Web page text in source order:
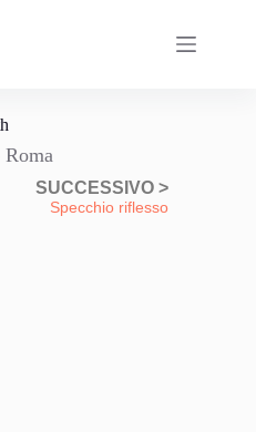
SUCCESSIVO >
Specchio riflesso